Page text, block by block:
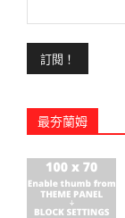
最夯蘭姆